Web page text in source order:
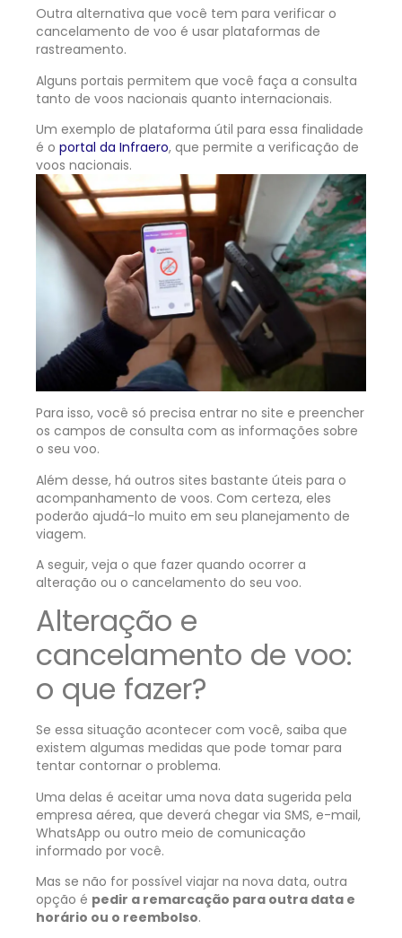
Outra alternativa que você tem para verificar o
cancelamento de voo é usar plataformas de
rastreamento.
Alguns portais permitem que você faça a consulta
tanto de voos nacionais quanto internacionais.
Um exemplo de plataforma útil para essa finalidade
é o portal da Infraero, que permite a verificação de
voos nacionais.
Para isso, você só precisa entrar no site e preencher
os campos de consulta com as informações sobre
o seu voo.
Além desse, há outros sites bastante úteis para o
acompanhamento de voos. Com certeza, eles
poderão ajudá-lo muito em seu planejamento de
viagem.
A seguir, veja o que fazer quando ocorrer a
alteração ou o cancelamento do seu voo.
Alteração e
cancelamento de voo:
o que fazer?
Se essa situação acontecer com você, saiba que
existem algumas medidas que pode tomar para
tentar contornar o problema.
Uma delas é aceitar uma nova data sugerida pela
empresa aérea, que deverá chegar via SMS, e-mail,
WhatsApp ou outro meio de comunicação
informado por você.
Mas se não for possível viajar na nova data, outra
opção é pedir a remarcação para outra data e
horário ou o reembolso.